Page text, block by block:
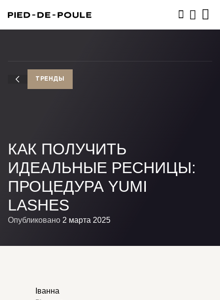
ТРЕНДЫ
КАК ПОЛУЧИТЬ
ИДЕАЛЬНЫЕ РЕСНИЦЫ:
ПРОЦЕДУРА YUMI
LASHES
Опубликовано 2 марта 2025
Іванна